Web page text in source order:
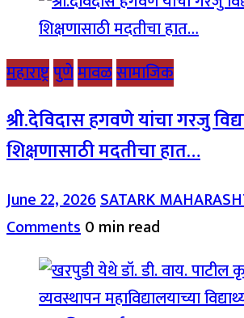
महाराष्ट्रपुणेमावळसामाजिक
श्री.देविदास हगवणे यांचा गरजु
शिक्षणासाठी मदतीचा हात…
June 22, 2026SATARK
Comments0 min read